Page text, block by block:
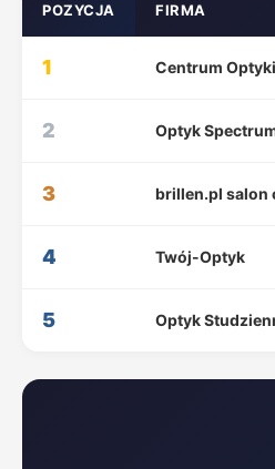
POZYCJA FIRMA
1 Centrum
2 Optyk
3 brillen.pl salon
4 Twój-Optyk
5 Optyk